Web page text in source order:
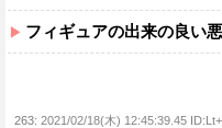
フィギュアの出来の良い
263: 2021/02/18(木) 12:45:39.45